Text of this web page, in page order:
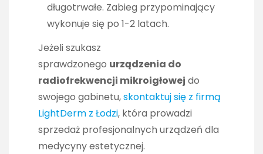
długotrwałe. Zabieg przypominający
wykonuje się po 1-2 latach.
Jeżeli szukasz
sprawdzonego urządzenia do
radiofrekwencji mikroigłowej do
swojego gabinetu,skontaktuj się z firmą
LightDerm z Łodzi, która prowadzi
sprzedaż profesjonalnych urządzeń dla
medycyny estetycznej.